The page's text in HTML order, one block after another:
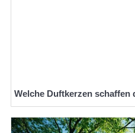
Welche Duftkerzen schaffen